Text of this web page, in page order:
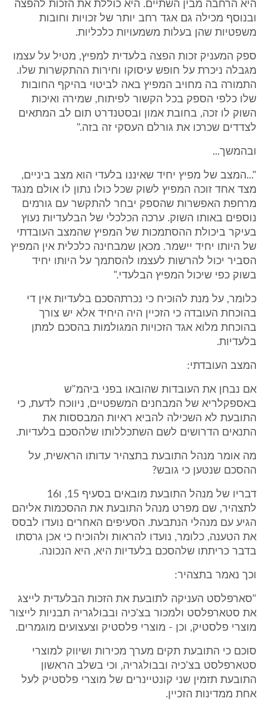
היא הרחבה מבין השתיים. היא כוללת את הזכות להפצה
ובנוסף מכילה גם אגד רחב יותר של זכויות וחובות
משפטיות שהן בעלות משמעויות כלכליות.
ספק המעניק זכות הפצה בלעדית למפיץ, מטיל על עצמו
מגבלה ניכרת על חופש עיסוקו וחירות ההתקשרות שלו.
התמורה בה מחויב המפיץ באה לביטוי בהיקף החובות
שלו כלפי הספק בכל הקשור לפיתוח, שמירה ואיכות
השוק לו זכה, בחובת אמון ובסטנדרט תום לב המתאים
לצדדים שכרכו את גורלם העסקי זה בזה."
ובהמשך...
"...המצב של מפיץ יחיד שאיננו בלעדי הוא מצב ביניים,
מצד אחד זוכה המפיץ לשוק שכל כולו נתון לו אולם מנגד
מרחפת האפשרות שהספק יבחר להתקשר עם גורמים
נוספים באותו השוק. ערכה הכלכלי של הבלעדיות נעוץ
בעיקר ביכולת ההסתמכות של המפיץ שהמצב העובדתי
של היותו יחיד יישמר. מכאן שמבחינה כלכלית אין המפיץ
הסביר יכול להרשות לעצמו להסתמך על היותו יחיד
בשוק כפי שיכול המפיץ הבלעדי."
כלומר, על מנת להוכיח כי נכרתהסכם בלעדיות אין די
בהוכחת העובדה כי הזכיין היה היחיד אלא יש צורך
בהוכחת מלוא אגד הזכויות המגולמות בהסכם למתן
בלעדיות.
המצב העובדתי:
אם נבחן את העובדות שהובאו בפני ביהמ"ש
באספקלריא של המבחנים המשפטיים, ניווכח לדעת, כי
התובעת לא השכילה להביא ראיות המבססות את
התנאים הדרושים לשם השתכללותו שלהסכם בלעדיות.
מה אומר מנהל התובעת בתצהיר עדותו הראשית, על
ההסכם שנטען כי גובש?
דבריו של מנהל התובעת מובאים בסעיף 15, ו16
לתצהיר, שם מפרט מנהל התובעת את ההסכמות אליהם
הגיע עם מנהלי הנתבעת. הסעיפים האחרים נועדו לבסס
את הטענה, כלומר, נועדו להראות ולהוכיח כי אכן גרסתו
בדבר כריתתו שלהסכם בלעדיות היא, היא הנכונה.
וכך נאמר בתצהיר:
"סארפלסט העניקה לתובעת את הזכות הבלעדית לייצג
את סטארפלסט ולמכור בצ'כיה ובבולגריה תבניות לייצור
מוצרי פלסטיק, וכן - מוצרי פלסטיק וצעצועים מוגמרים.
סוכם כי התובעת תקים מערך מכירות ושיווק למוצרי
סטארפלסט בצ'כיה ובבולגריה, וכי בשלב הראשון
התובעת תזמין שני קונטיינרים של מוצרי פלסטיק לעל
אחת ממדינות הזכיין.